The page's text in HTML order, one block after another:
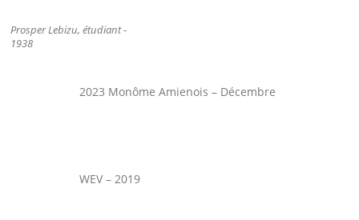
Prosper Lebizu, étudiant -
1938
2023 Monôme Amienois – Décembre
WEV – 2019